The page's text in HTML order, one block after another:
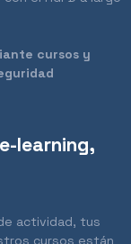
cursos y
learning,
actividad, tus
cursos están